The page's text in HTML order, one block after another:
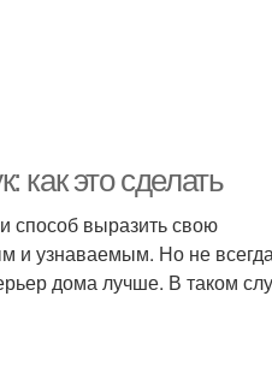
это сделать
способ выразить свою
и узнаваемым. Но не
дома лучше. В таком